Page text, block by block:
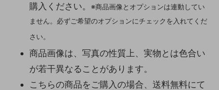
購入ください。
※商品画像とオプションは連動してい
ません。必ずご希望のオプションにチェックを入れてくだ
さい。
商品画像は、写真の性質上、実物とは色合い
が若干異なることがあります。
こちらの商品をご購入の場合、送料無料にて